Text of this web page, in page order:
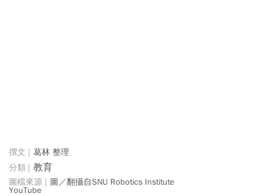
葛林 整理
教育
圖／翻攝自SNU Robotics Institute
YouTube